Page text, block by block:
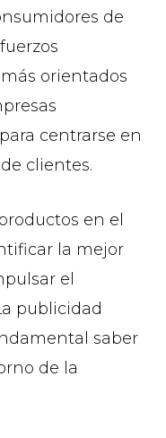
de
orientados
centrarse en
clientes.
en el
la mejor
el
publicidad
saber
de la